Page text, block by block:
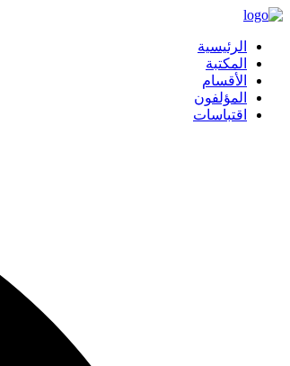
الرئيسية
المكتبة
الأقسام
المؤلفون
اقتباسات